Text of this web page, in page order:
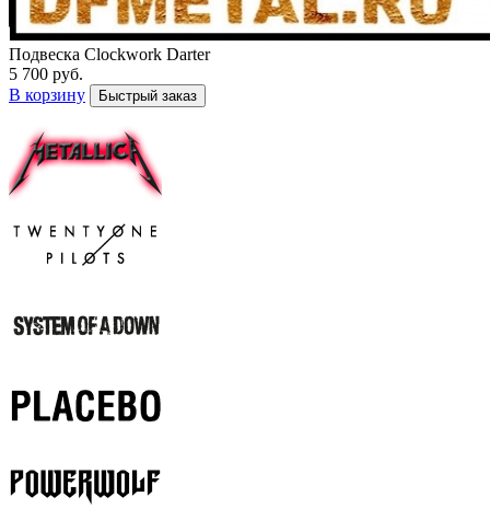
Подвеска Clockwork Darter
5 700 руб.
В корзину
Быстрый заказ